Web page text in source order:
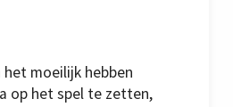
moeilijk hebben
op het spel te zetten,